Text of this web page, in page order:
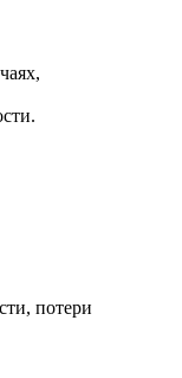
потери